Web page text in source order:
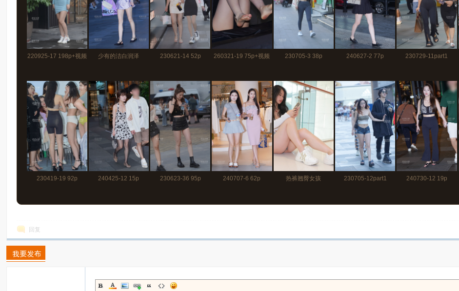
220925-17 198p+视频 少有的洁白润泽 230621-14 52p 260321-19 75p+视频 230705-3 38p 240627-2 77p 230729-11part1
230419-19 92p 240425-12 15p 230623-36 95p 240707-6 62p 热裤翘臀女孩 230705-12part1 240730-12 19p
回复